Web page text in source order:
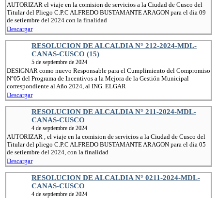
AUTORIZAR el viaje en la comision de servicios a la Ciudad de Cusco del
Titular del Pliego C.P.C ALFREDO BUSTAMANTE ARAGON para el dia 09
de setiembre del 2024 con la finalidad
Descargar
RESOLUCION DE ALCALDIA N° 212-2024-MDL-
CANAS-CUSCO (15)
5 de septiembre de 2024
DESIGNAR como nuevo Responsable para el Cumplimiento del Compromiso
N°05 del Programa de Incentivos a la Mejora de la Gestión Municipal
correspondiente al Año 2024, al ING. ELGAR
Descargar
RESOLUCION DE ALCALDIA N° 211-2024-MDL-
CANAS-CUSCO
4 de septiembre de 2024
AUTORIZAR , el viaje en la comision de servicios a la Ciudad de Cusco del
Titular del pliego C.P.C ALFREDO BUSTAMANTE ARAGON para el dia 05
de setiembre del 2024, con la finalidad
Descargar
RESOLUCION DE ALCALDIA N° 0211-2024-MDL-
CANAS-CUSCO
4 de septiembre de 2024